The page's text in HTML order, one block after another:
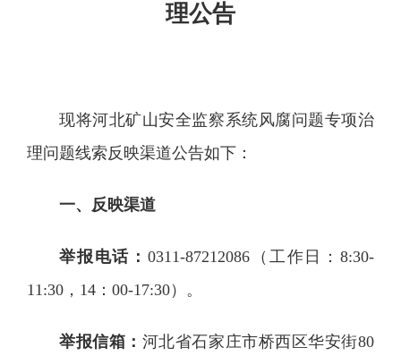
理公告
现将河北矿山安全监察系统风腐问题专项治
理问题线索反映渠道公告如下：
一、反映渠道
举报电话：0311-87212086（工作日：8:30-
11:30，14：00-17:30）。
举报信箱： 河北省石家庄市桥西区华安街80